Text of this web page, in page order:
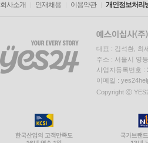
회사소개 인재채용 이용약관 개인정보처리
대표 : 김석환, 최
주소 : 서울시 영
사업자등록번호
이메일 :
Copyright ⓒ